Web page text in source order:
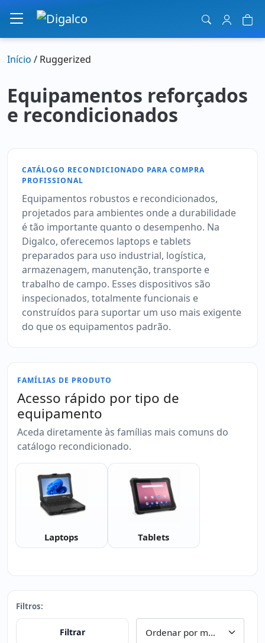
Navegação principal
Início / Ruggerized
Equipamentos reforçados
e recondicionados
CATÁLOGO RECONDICIONADO PARA COMPRA
PROFISSIONAL
Equipamentos robustos e recondicionados,
projetados para ambientes onde a durabilidade
é tão importante quanto o desempenho. Na
Digalco, oferecemos laptops e tablets
preparados para uso industrial, logística,
armazenagem, manutenção, transporte e
trabalho de campo. Esses dispositivos são
inspecionados, totalmente funcionais e
construídos para suportar um uso mais exigente
do que os equipamentos padrão.
FAMÍLIAS DE PRODUTO
Acesso rápido por tipo de
equipamento
Aceda diretamente às famílias mais comuns do
catálogo recondicionado.
Laptops Tablets
Filtros:
Filtrar